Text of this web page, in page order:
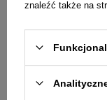
ŚREDNICA
32 mm
GRUBOŚĆ
znaleźć także na